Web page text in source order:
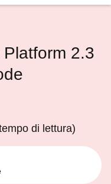
2.3
di lettura)